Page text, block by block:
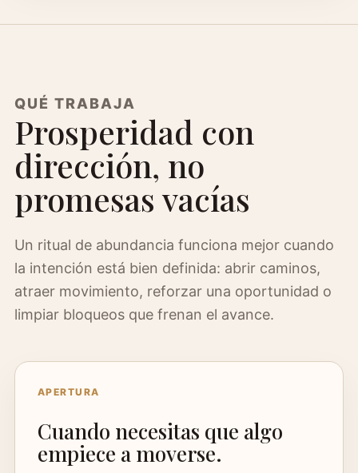
QUÉ TRABAJA
Prosperidad con
dirección, no
promesas vacías
Un ritual de abundancia funciona mejor cuando
la intención está bien definida: abrir caminos,
atraer movimiento, reforzar una oportunidad o
limpiar bloqueos que frenan el avance.
APERTURA
Cuando necesitas que algo
empiece a moverse.